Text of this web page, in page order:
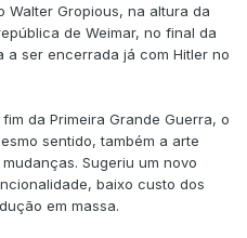
Walter Gropious, na altura da
de Weimar, no final da
a ser encerrada já com Hitler no
da Primeira Grande Guerra, o
sentido, também a arte
Sugeriu um novo
baixo custo dos
em massa.